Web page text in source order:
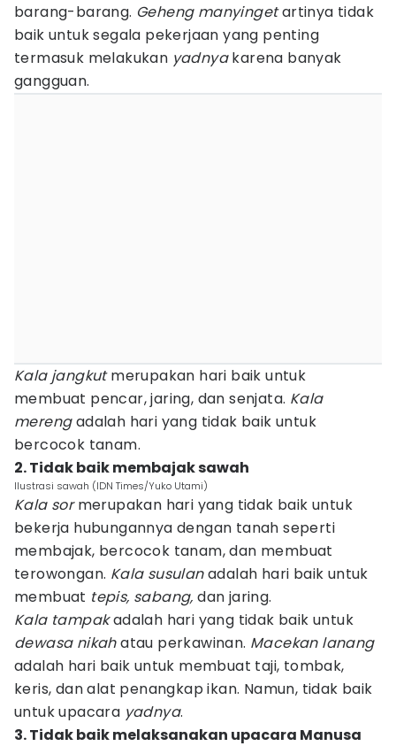
barang-barang. Geheng manyingetartinya tidak
baik untuk segala pekerjaan yang penting
termasuk melakukan yadnyakarena banyak
gangguan.
Kala jangkutmerupakan hari baik untuk
membuat pencar, jaring, dan senjata. Kala
merengadalah hari yang tidak baik untuk
bercocok tanam.
2. Tidak baik membajak sawah
Ilustrasi sawah (IDN Times/Yuko Utami)
Kala sormerupakan hari yang tidak baik untuk
bekerja hubungannya dengan tanah seperti
membajak, bercocok tanam, dan membuat
terowongan. Kala susulanadalah hari baik untuk
membuat tepis, sabang, dan jaring.
Kala tampakadalah hari yang tidak baik untuk
dewasa nikahatau perkawinan. Macekan lanang
adalah hari baik untuk membuat taji, tombak,
keris, dan alat penangkap ikan. Namun, tidak baik
untuk upacara yadnya.
3. Tidak baik melaksanakan upacara Manusa